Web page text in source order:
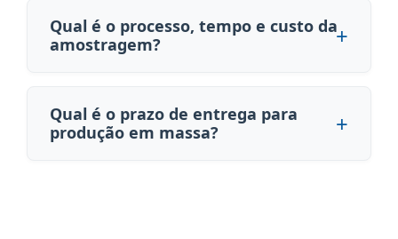
Qual é o processo, tempo e custo da
amostragem?
Qual é o prazo de entrega para
produção em massa?